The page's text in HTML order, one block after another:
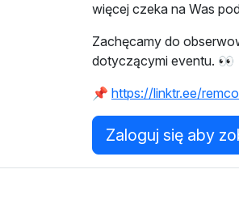
więcej czeka na Was
Zachęcamy do
dotyczącymi eventu. 👀
📌 https://linktr.ee/
Zaloguj się aby